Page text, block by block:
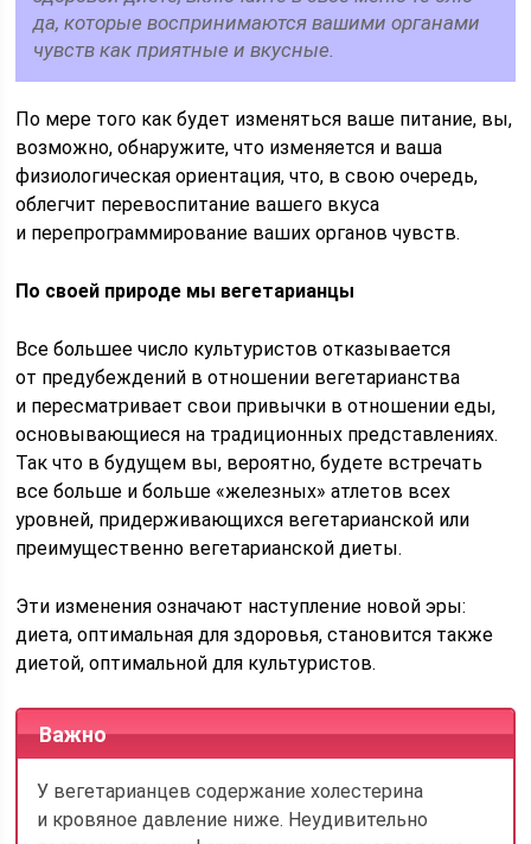
да, которые воспринимаются вашими органами
чувств как приятные и вкус­ные.
По мере того как будет изменяться ваше питание, вы,
возможно, обнаружите, что изменяется и ваша
физиологическая ориентация, что, в свою очередь,
облегчит перевоспита­ние вашего вкуса
и перепрограмми­рование ваших органов чувств.
По своей природе мы вегетарианцы
Все большее число культуристов отказывается
от предубеждений в от­ношении вегетарианства
и пересмат­ривает свои привычки в отношении еды,
основывающиеся на традицион­ных представлениях.
Так что в буду­щем вы, вероятно, будете встречать
все больше и больше «железных» ат­летов всех
уровней, придерживающих­ся вегетарианской или
преимущес­твенно вегетарианской диеты.
Эти изменения означают наступле­ние новой эры:
диета, оптимальная для здоровья, становится также
дие­той, оптимальной для культуристов.
Важно
У вегетарианцев содержание холес­терина
и кровяное давление ниже. Неудивительно